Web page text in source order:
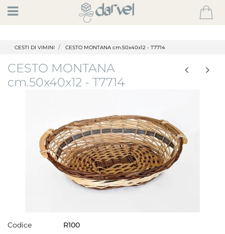
Open
CESTI DI VIMINI CESTO MONTANA cm.50x40x12 - T7714
CESTO MONTANA
cm.50x40x12 - T7714
Codice
R100